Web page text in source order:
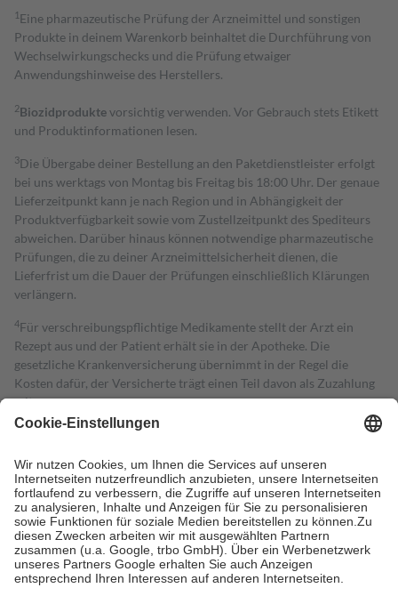
1 Eine pharmazeutische Prüfung der Arzneimittel und sonstigen
Produkte in deinem Warenkorb beinhaltet die Durchführung von
Wechselwirkungschecks und die Prüfung etwaiger
Anwendungshinweise des Herstellers.
2Biozidproduktevorsichtig verwenden. Vor Gebrauch stets Etikett
und Produktinformationen lesen.
3Die Übergabe deiner Bestellung an den Paketdienstleister erfolgt
bei uns werktags von Montag bis Freitag bis 18:00 Uhr. Der genaue
Lieferzeitpunkt kann je nach Region und in Abhängigkeit der
Produktverfügbarkeit sowie vom Zustellzeitpunkt des Spediteurs
abweichen. Darüber hinaus können notwendige pharmazeutische
Prüfungen, die zu deiner Arzneimittelsicherheit dienen, die
Lieferfrist um die Dauer der Prüfungen einschließlich Klärungen
verlängern.
4Für verschreibungspflichtige Medikamente stellt der Arzt ein
Rezept aus und der Patient erhält sie in der Apotheke. Die
gesetzliche Krankenversicherung übernimmt in der Regel die
Kosten dafür, der Versicherte trägt einen Teil davon als Zuzahlung
mit.
Grundsätzlich leisten Mitglieder Zuzahlungen in Höhe von zehn
höchstens zehn Euro.
Es sind jedoch nie mehr als die tatsächlichen
Kosten der Leistung zu entrichten.
Diese Regeln gelten grundsätzlich auch für Online-Apotheken.
Bei Heilmitteln und häuslicher Krankenpflege beträgt die
Zuzahlung zehn Prozent der Kosten sowie zehn Euro je
Verordnung.
Um das Engagement der Versicherten für ihre eigene Gesundheit zu
stärken und die besondere Stellung der Familie zu unterstützen,